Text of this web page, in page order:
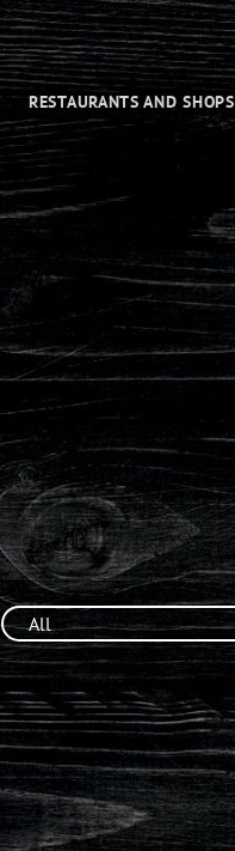
RESTAURANTS AND SHOPS